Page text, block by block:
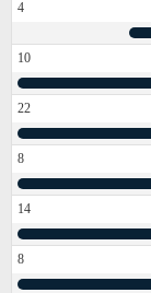
4
10
22
8
14
8